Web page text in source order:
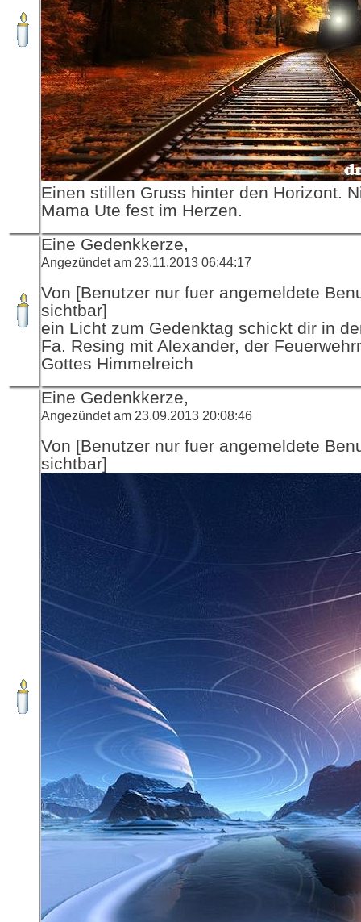
Einen stillen Gruss hinter den Horizont.
Mama Ute fest im Herzen.
Eine Gedenkkerze,
Angezündet am 23.11.2013 06:44:17
Von [Benutzer nur fuer angemeldete
sichtbar]
ein Licht zum Gedenktag schickt dir in
Fa. Resing mit Alexander, der
Gottes Himmelreich
Eine Gedenkkerze,
Angezündet am 23.09.2013 20:08:46
Von [Benutzer nur fuer angemeldete
sichtbar]